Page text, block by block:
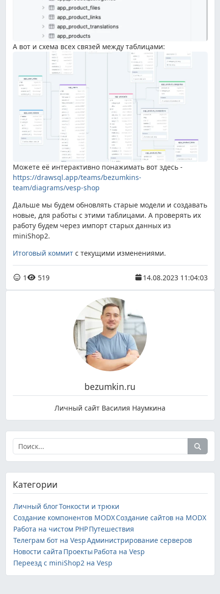
А вот и схема всех связей между таблицами:
Можете её интерактивно понажимать вот здесь -
https://drawsql.app/teams/bezumkins-
team/diagrams/vesp-shop
Дальше мы будем обновлять старые модели и создавать
новые, для работы с этими таблицами. А проверять их
работу будем через импорт старых данных из
miniShop2.
Итоговый коммитс текущими изменениями.
1 519 14.08.2023 11:04:03
bezumkin.ru
Личный сайт Василия Наумкина
Категории
Личный блогТонкости и трюки
Создание компонентов MODXСоздание сайтов на MODX
Работа на чистом PHPПутешествия
Телеграм бот на VespАдминистрирование серверов
Новости сайта Проекты Работа на Vesp
Переезд с miniShop2 на Vesp